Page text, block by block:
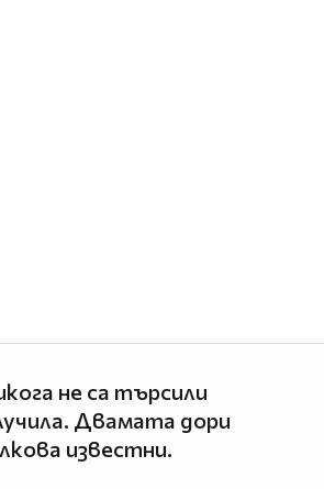
не са търсили
Двамата дори
известни.